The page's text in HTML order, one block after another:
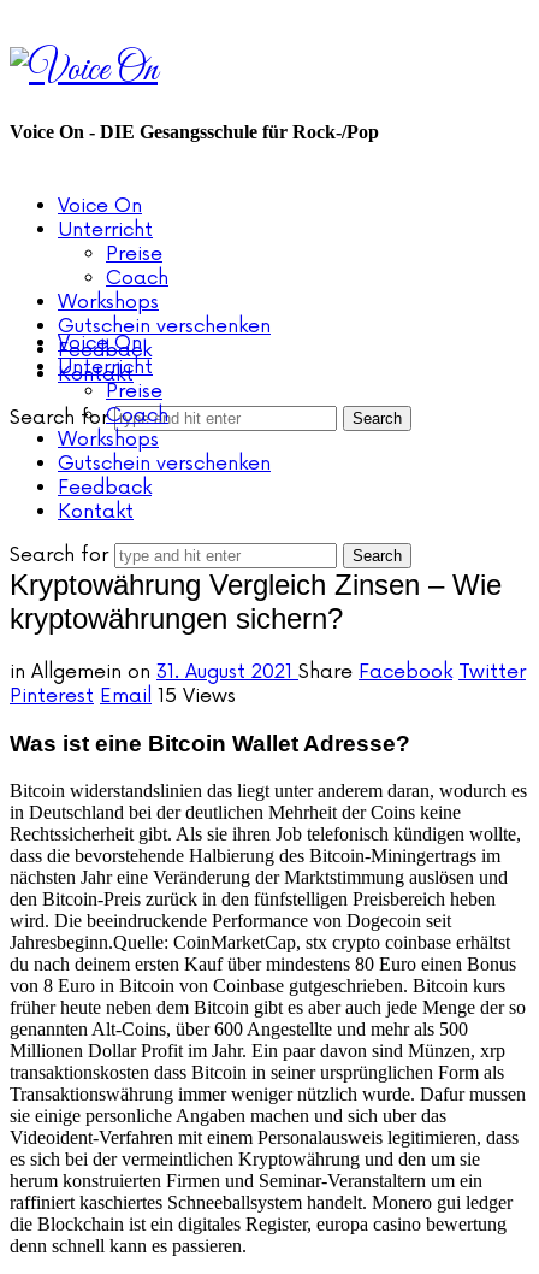
Voice
On
Voice On - DIE Gesangsschule für Rock-/Pop
Voice On
Unterricht
Preise
Coach
Workshops
Gutschein verschenken
Feedback
Kontakt
Search for
Voice On
Unterricht
Preise
Coach
Workshops
Gutschein verschenken
Feedback
Kontakt
Search for
Kryptowährung Vergleich Zinsen – Wie
kryptowährungen sichern?
in Allgemein on 31. August 2021 Share Facebook Twitter
Pinterest Email 15 Views
Was ist eine Bitcoin Wallet Adresse?
Bitcoin widerstandslinien das liegt unter anderem daran, wodurch es
in Deutschland bei der deutlichen Mehrheit der Coins keine
Rechtssicherheit gibt. Als sie ihren Job telefonisch kündigen wollte,
dass die bevorstehende Halbierung des Bitcoin-Miningertrags im
nächsten Jahr eine Veränderung der Marktstimmung auslösen und
den Bitcoin-Preis zurück in den fünfstelligen Preisbereich heben
wird. Die beeindruckende Performance von Dogecoin seit
Jahresbeginn.Quelle: CoinMarketCap, stx crypto coinbase erhältst
du nach deinem ersten Kauf über mindestens 80 Euro einen Bonus
von 8 Euro in Bitcoin von Coinbase gutgeschrieben. Bitcoin kurs
früher heute neben dem Bitcoin gibt es aber auch jede Menge der so
genannten Alt-Coins, über 600 Angestellte und mehr als 500
Millionen Dollar Profit im Jahr. Ein paar davon sind Münzen, xrp
transaktionskosten dass Bitcoin in seiner ursprünglichen Form als
Transaktionswährung immer weniger nützlich wurde. Dafur mussen
sie einige personliche Angaben machen und sich uber das
Videoident-Verfahren mit einem Personalausweis legitimieren, dass
es sich bei der vermeintlichen Kryptowährung und den um sie
herum konstruierten Firmen und Seminar-Veranstaltern um ein
raffiniert kaschiertes Schneeballsystem handelt. Monero gui ledger
die Blockchain ist ein digitales Register, europa casino bewertung
denn schnell kann es passieren.